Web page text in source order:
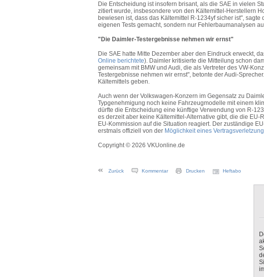
Die Entscheidung ist insofern brisant, als die SAE in vielen
zitiert wurde, insbesondere von den Kältemittel-Herstellern
bewiesen ist, dass das Kältemittel R-1234yf sicher ist",
eigenen Tests gemacht, sondern nur Fehlerbaumanalysen
"Die Daimler-Testergebnisse nehmen wir ernst"
Die SAE hatte Mitte Dezember aber den Eindruck erweckt,
Online berichtete). Daimler kritisierte die Mitteilung schon
gemeinsam mit BMW und Audi, die als Vertreter des VW-
Testergebnisse nehmen wir ernst", betonte der Audi-
Kältemittels geben.
Auch wenn der Volkswagen-Konzern im Gegensatz zu
Typgenehmigung noch keine Fahrzeugmodelle mit einem
dürfte die Entscheidung eine künftige Verwendung von R-
es derzeit aber keine Kältemittel-Alternative gibt, die die
EU-Kommission auf die Situation reagiert. Der zuständige
erstmals offiziell von der Möglichkeit eines
Copyright © 2026 VKUonline.de
Zurück Kommentar Drucken Heftabo